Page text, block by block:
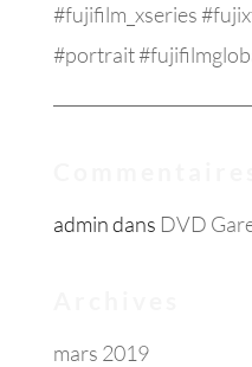
#fujifilm_xseries
#portrait
admindans DVD
mars 2019